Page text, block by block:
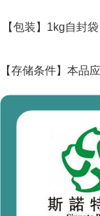
【包装】1kg自封
【存储条件】本品